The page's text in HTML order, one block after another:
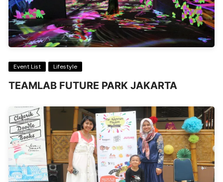
Event List Lifestyle
TEAMLAB FUTURE PARK JAKARTA